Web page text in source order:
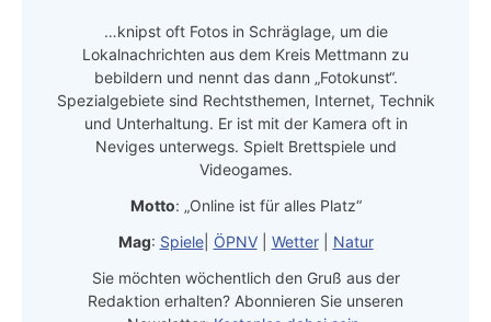
…knipst oft Fotos in Schräglage, um die
Lokalnachrichten aus dem Kreis Mettmann zu
bebildern und nennt das dann „Fotokunst“.
Spezialgebiete sind Rechtsthemen, Internet, Technik
und Unterhaltung. Er ist mit der Kamera oft in
Neviges unterwegs. Spielt Brettspiele und
Videogames.
Motto: „Online ist für alles Platz“
Mag: Spiele| ÖPNV| Wetter| Natur
Sie möchten wöchentlich den Gruß aus der
Redaktion erhalten? Abonnieren Sie unseren